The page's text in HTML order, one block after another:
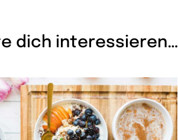
dich interessieren…